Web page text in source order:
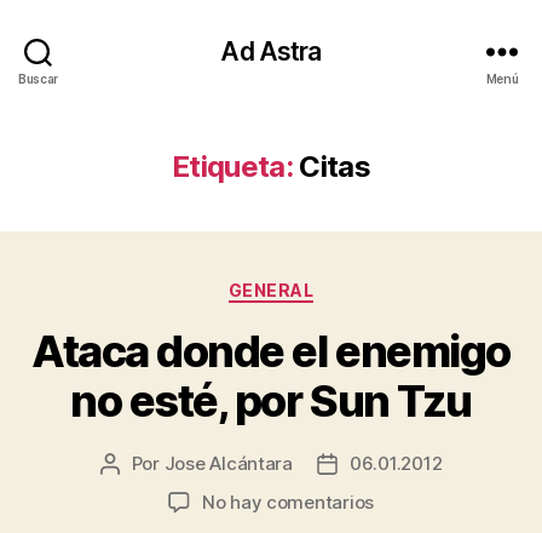
Buscar
Ad Astra
Menú
Etiqueta: Citas
Categorías
GENERAL
Ataca donde el enemigo
no esté, por Sun Tzu
Autor
Por Jose Alcántara
Fecha06.01.2012
No hay comentariosen